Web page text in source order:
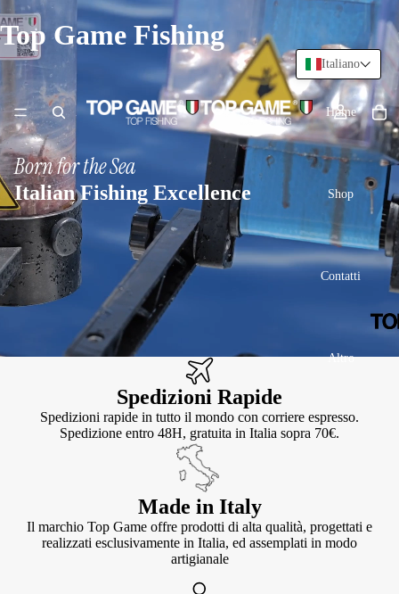
Top Game Fishing
Home
Shop
Contatti
Altro
Born for the Sea
Italian Fishing Excellence
Spedizioni Rapide
Spedizioni rapide in tutto il mondo con corriere espresso.
Spedizione entro 48H, gratuita in Italia sopra 70€.
Made in Italy
Il marchio Top Game offre prodotti di alta qualità, progettati e
realizzati esclusivamente in Italia, ed assemplati in modo
artigianale
Italiano